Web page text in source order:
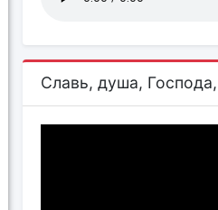
Славь, душа,